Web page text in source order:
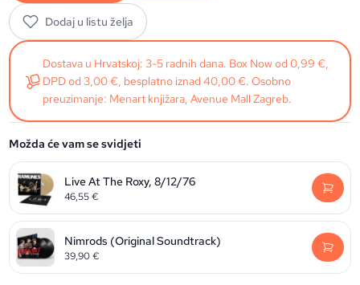
Dodaj u listu želja
Dostava u Hrvatskoj: 3-5 radnih dana. Box Now od 0,99 €,
DPD od 3,00 €, besplatno iznad 40,00 €. Osobno
preuzimanje: Menart knjižara, Avenue Mall Zagreb.
Možda će vam se svidjeti
Live At The Roxy, 8/12/76
46,55€
Nimrods (Original Soundtrack)
39,90€